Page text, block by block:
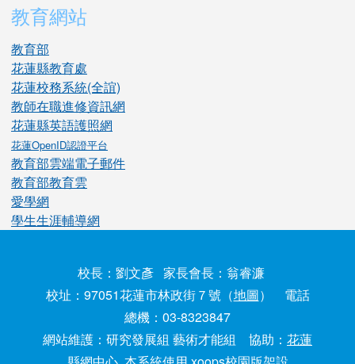
教育網站
教育部
花蓮縣教育處
花蓮校務系統(全誼)
教師在職進修資訊網
花蓮縣英語護照網
花蓮OpenID認證平台
教育部雲端電子郵件
教育部教育雲
愛學網
學生生涯輔導網
校長：劉文彥 家長會長：翁睿濂
校址：97051花蓮市林政街７號（地圖） 電話
總機：03-8323847
網站維護：研究發展組 藝術才能組 協助： 花蓮